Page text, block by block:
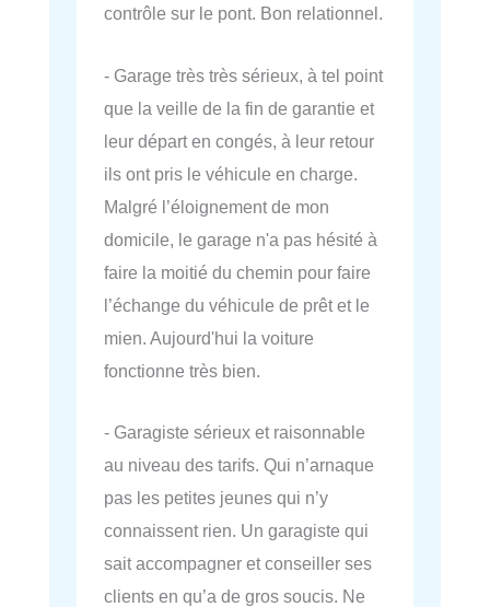
contrôle sur le pont. Bon relationnel.
- Garage très très sérieux, à tel point
que la veille de la fin de garantie et
leur départ en congés, à leur retour
ils ont pris le véhicule en charge.
Malgré l’éloignement de mon
domicile, le garage n'a pas hésité à
faire la moitié du chemin pour faire
l’échange du véhicule de prêt et le
mien. Aujourd'hui la voiture
fonctionne très bien.
- Garagiste sérieux et raisonnable
au niveau des tarifs. Qui n’arnaque
pas les petites jeunes qui n’y
connaissent rien. Un garagiste qui
sait accompagner et conseiller ses
clients en qu’a de gros soucis. Ne